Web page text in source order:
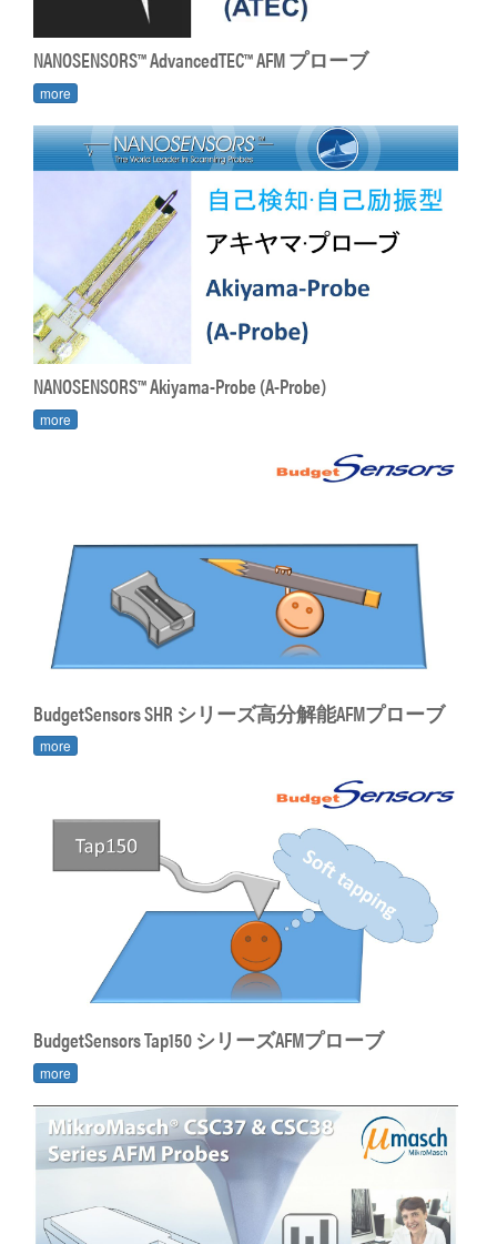
NANOSENSORS™ AdvancedTEC™ AFM プローブ
more
NANOSENSORS™ Akiyama-Probe (A-Probe)
more
BudgetSensors SHR シリーズ高分解能AFMプローブ
more
BudgetSensors Tap150 シリーズAFMプローブ
more